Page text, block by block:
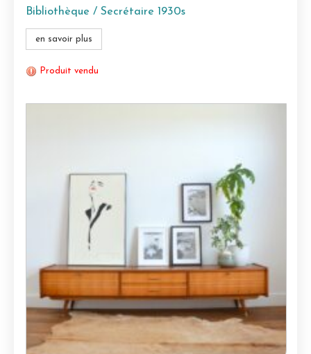
Bibliothèque / Secrétaire 1930s
en savoir plus
Produit vendu